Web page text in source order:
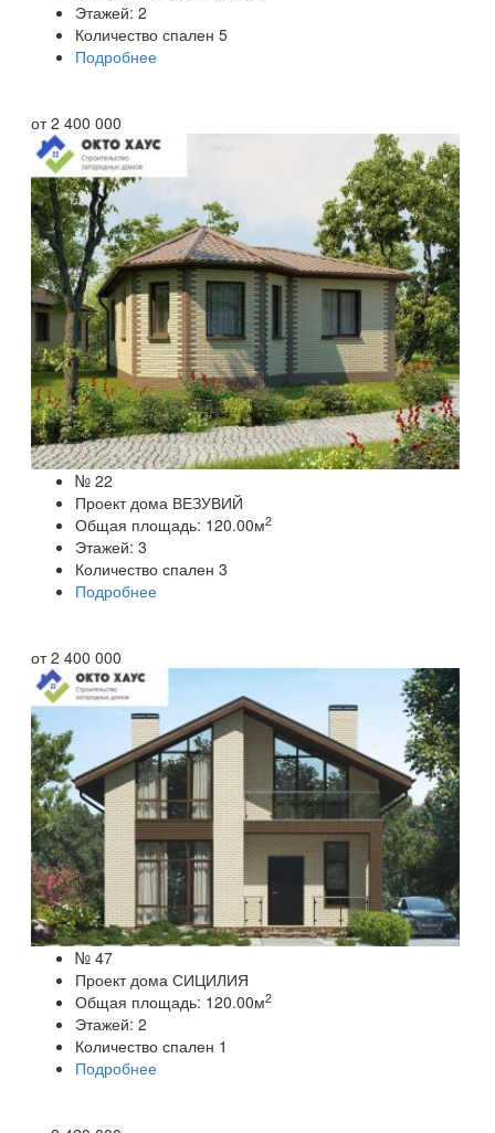
Этажей: 2
Количество спален 5
Подробнее
от2 400 000
№ 22
Проект дома ВЕЗУВИЙ
Общая площадь: 120.00м2
Этажей: 3
Количество спален 3
Подробнее
от2 400 000
№ 47
Проект дома СИЦИЛИЯ
Общая площадь: 120.00м2
Этажей: 2
Количество спален 1
Подробнее